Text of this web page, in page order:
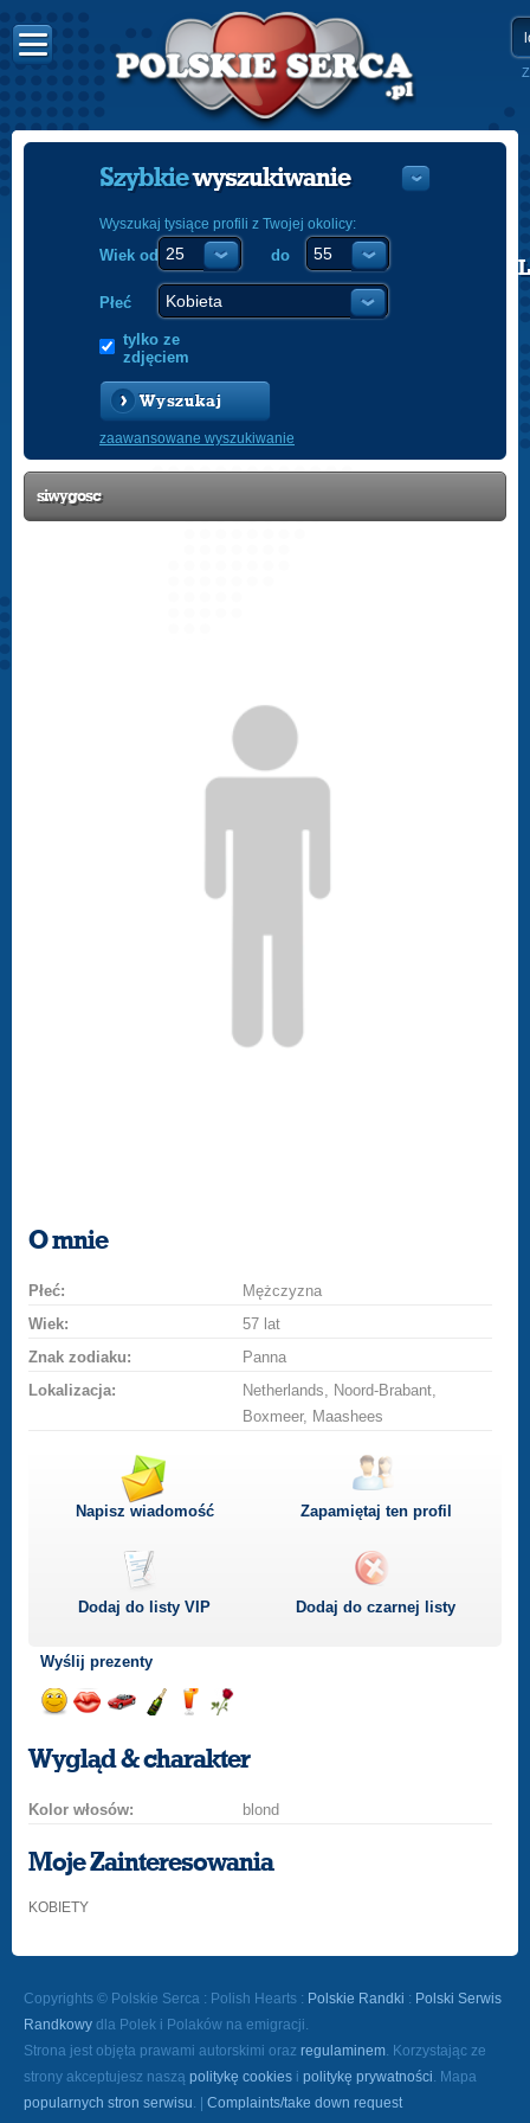
POLISH
Szybkiewyszukiwanie
Wyszukaj tysiące profili z Twojej okolicy:
Wiek od do
Płeć
tylko ze
zdjęciem
Wyszukaj
zaawansowane wyszukiwanie
siwygosc
O mnie
Płeć:
Mężczyzna
Wiek:
57 lat
Znak zodiaku:
Panna
Lokalizacja:
Netherlands, Noord-Brabant,
Boxmeer, Maashees
Napisz wiadomość Zapamiętaj ten profil
Dodaj do listyVIP Dodaj do czarnej listy
Wyślij prezenty
uśmiech
buziakasamochodem
szampana
drinka
różę
Wygląd & charakter
Kolor włosów: blond
Moje Zainteresowania
KOBIETY
Copyrights © Polskie Serca : Polish Hearts : Polskie Randki : Polski Serwis
Randkowy dla Polek i Polaków na emigracji.
Strona jest objęta prawami autorskimi oraz regulaminem. Korzystając ze
strony akceptujesz naszą politykę cookies i politykę prywatności. Mapa
popularnych stron serwisu. | Complaints/take down request